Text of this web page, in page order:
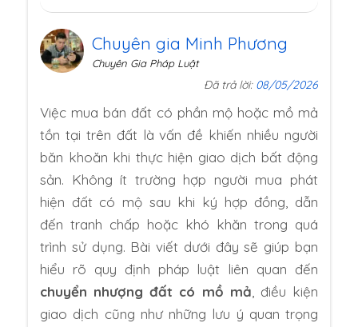
Chuyên gia Minh Phương
Chuyên Gia Pháp Luật
Đã trả lời: 08/05/2026
Việc mua bán đất có phần mộ hoặc mồ mả
tồn tại trên đất là vấn đề khiến nhiều người
băn khoăn khi thực hiện giao dịch bất động
sản. Không ít trường hợp người mua phát
hiện đất có mộ sau khi ký hợp đồng, dẫn
đến tranh chấp hoặc khó khăn trong quá
trình sử dụng. Bài viết dưới đây sẽ giúp bạn
hiểu rõ quy định pháp luật liên quan đến
chuyển nhượng đất có mồ mả , điều kiện
giao dịch cũng như những lưu ý quan trọng